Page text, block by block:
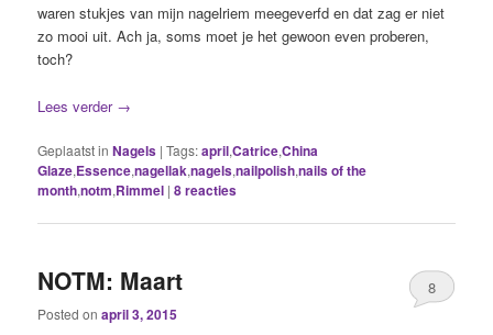
waren stukjes van mijn nagelriem meegeverfd en dat zag er niet
zo mooi uit. Ach ja, soms moet je het gewoon even proberen,
toch?
Lees verder →
Geplaatst in Nagels |Tags:april,Catrice,China
Glaze,Essence,nagellak,nagels,nailpolish,nails of the
month,notm,Rimmel |8reacties
NOTM: Maart
Posted onapril 3, 2015
8